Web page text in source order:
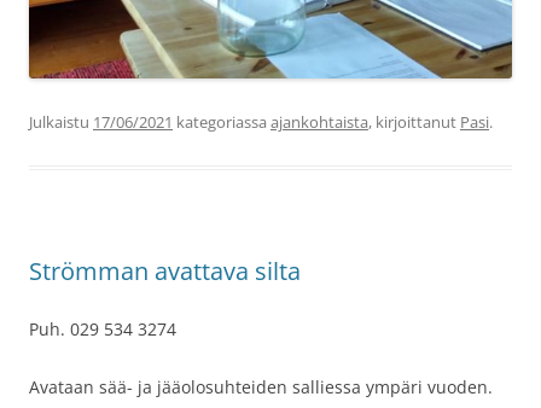
Julkaistu 17/06/2021 kategoriassa ajankohtaista, kirjoittanut Pasi.
Strömman avattava silta
Puh. 029 534 3274
Avataan sää- ja jääolosuhteiden salliessa ympäri vuoden.